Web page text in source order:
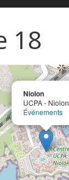
18
Niolon
UCPA - Niolon
Événements